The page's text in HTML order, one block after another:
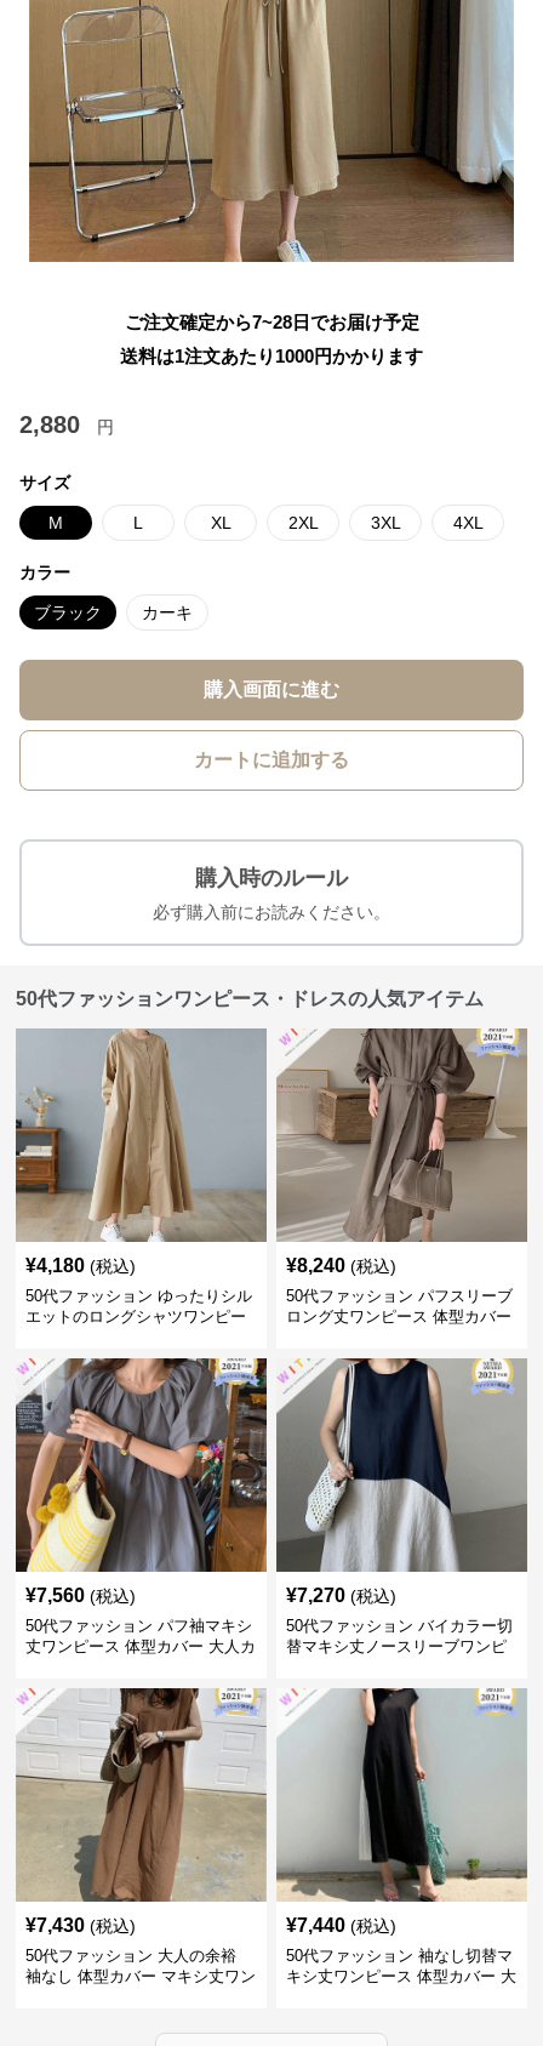
ご注文確定から7~28日でお届け予定
送料は1注文あたり 1000円かかります
2,880 円
サイズ
M L XL 2XL 3XL 4XL
カラー
ブラック カーキ
購入画面に進む
カートに追加する
購入時のルール
必ず購入前にお読みください。
50代ファッションワンピース・ドレスの人気アイテム
¥4,180 (税込)
50代ファッション ゆったりシル
エットのロングシャツワンピー
¥8,240 (税込)
50代ファッション パフスリーブ
ロング丈ワンピース 体型カバー
¥7,560 (税込)
50代ファッション パフ袖マキシ
丈ワンピース 体型カバー 大人カ
¥7,270 (税込)
50代ファッション バイカラー切
替マキシ丈ノースリーブワンピ
¥7,430 (税込)
50代ファッション 大人の余裕
袖なし 体型カバー マキシ丈ワン
¥7,440 (税込)
50代ファッション 袖なし切替マ
キシ丈ワンピース 体型カバー 大